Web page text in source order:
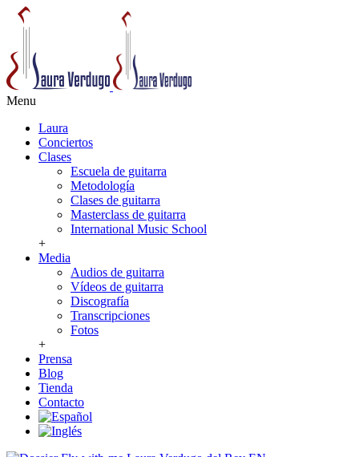
Menu
Laura
Conciertos
Clases
Escuela de guitarra
Metodología
Clases de guitarra
Masterclass de guitarra
International Music School
+
Media
Audios de guitarra
Vídeos de guitarra
Discografía
Transcripciones
Fotos
+
Prensa
Blog
Tienda
Contacto